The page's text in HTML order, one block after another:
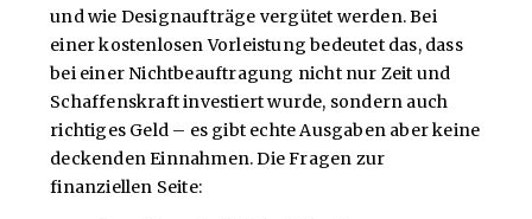
und wie Designaufträge vergütet werden. Bei
einer kostenlosen Vorleistung bedeutet das, dass
bei einer Nichtbeauftragung nicht nur Zeit und
Schaffenskraft investiert wurde, sondern auch
richtiges Geld – es gibt echte Ausgaben aber keine
deckenden Einnahmen. Die Fragen zur
finanziellen Seite: